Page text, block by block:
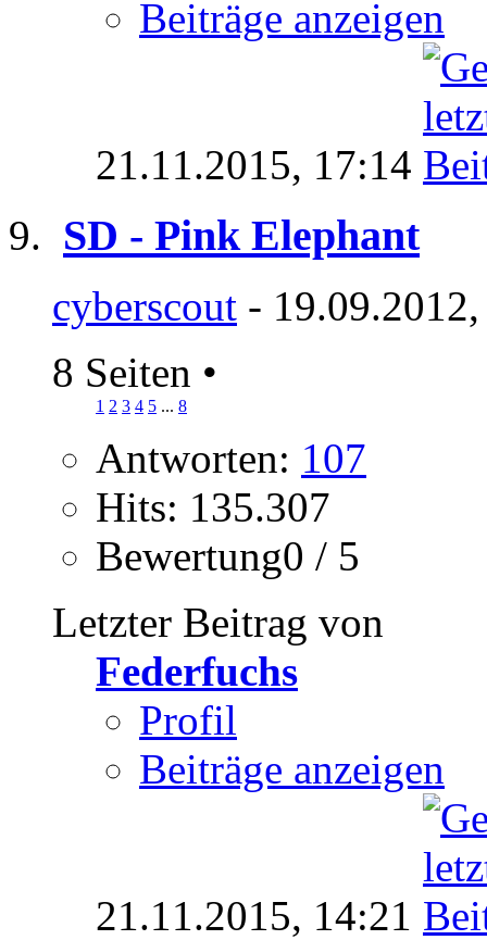
Beiträge anzeigen
21.11.2015, 17:14
SD - Pink Elephant
cyberscout -
8 Seiten •
1 2 3 4 5 ... 8
Antworten: 107
Hits: 135.307
Bewertung0 / 5
Letzter Beitrag von
Federfuchs
Profil
Beiträge anzeigen
21.11.2015, 14:21